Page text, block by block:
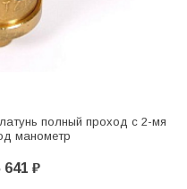
полный проход с 2-мя
манометр
₽